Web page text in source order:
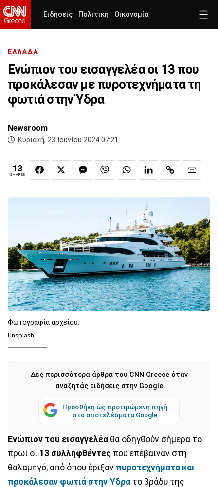
Ειδήσεις Πολιτική Οικονομία
ΕΛΛΑΔΑ
Ενώπιον του εισαγγελέα οι 13 που
προκάλεσαν με πυροτεχνήματα τη
φωτιά στην Ύδρα
Newsroom
Κυριακή, 23 Ιουνίου 2024 07:21
13
SHARES
Φωτογραφία αρχείου.
Unsplash
Δες περισσότερα άρθρα του CNN Greece όταν
αναζητάς ειδήσεις στην Google
Προσθήκη ως προτιμώμενη πηγή
στα αποτελέσματα Google
Ενώπιον του εισαγγελέα θα οδηγθούν σήμερα το
πρωί οι 13 συλληφθέντες που επέβαιναν στη
θαλαμηγό, από όπου έριξαν πυροτεχνήματα και
προκάλεσαν φωτιά στην Ύδρα το βράδυ της